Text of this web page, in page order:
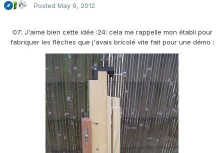
Posted May 9, 2012
:07: J'aime bien cette idée :24: cela me rappelle mon établi pour
fabriquer les flèches que j'avais bricolé vite fait pour une démo :